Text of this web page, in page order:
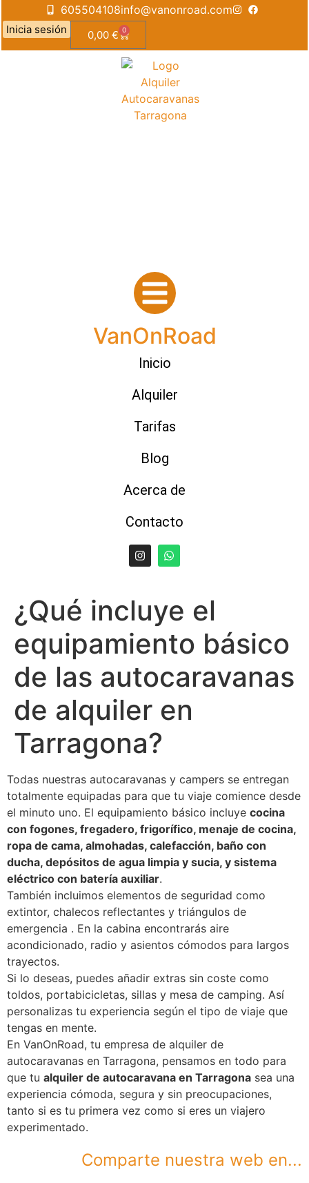
605504108info@vanonroad.com
Inicia sesión 0,00 € 0
VanOnRoad
Inicio
Alquiler
Tarifas
Blog
Acerca de
Contacto
¿Qué incluye el
equipamiento básico
de las autocaravanas
de alquiler en
Tarragona?
Todas nuestras autocaravanas y campers se entregan
totalmente equipadas para que tu viaje comience desde
el minuto uno. El equipamiento básico incluye cocina
con fogones, fregadero, frigorífico, menaje de cocina,
ropa de cama, almohadas, calefacción, baño con
ducha, depósitos de agua limpia y sucia, y sistema
eléctrico con batería auxiliar.
También incluimos elementos de seguridad como
extintor, chalecos reflectantes y triángulos de
emergencia . En la cabina encontrarás aire
acondicionado, radio y asientos cómodos para largos
trayectos.
Si lo deseas, puedes añadir extras sin coste como
toldos, portabicicletas, sillas y mesa de camping. Así
personalizas tu experiencia según el tipo de viaje que
tengas en mente.
En VanOnRoad, tu empresa de alquiler de
autocaravanas en Tarragona, pensamos en todo para
que tu alquiler de autocaravana en Tarragona sea una
experiencia cómoda, segura y sin preocupaciones,
tanto si es tu primera vez como si eres un viajero
experimentado.
Comparte nuestra web en...